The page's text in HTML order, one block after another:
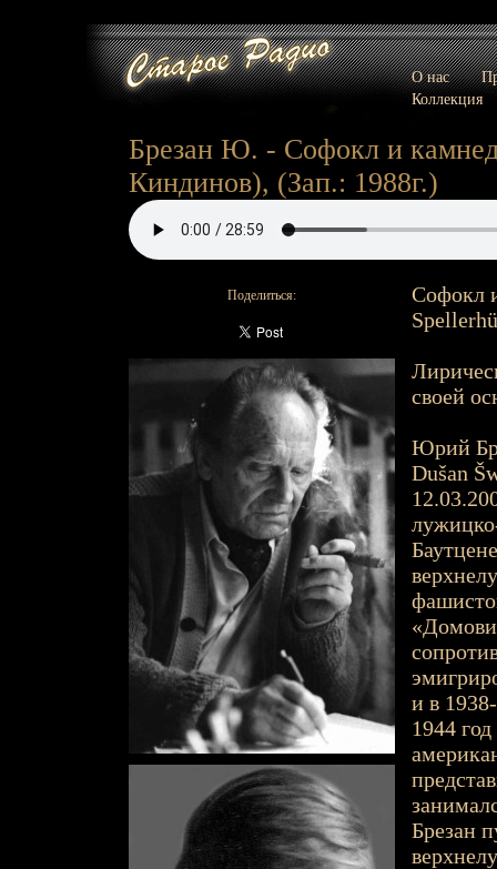
О нас
Коллекция
Брезан Ю. - Софокл и
Киндинов), (Зап.: 1988г.)
Поделиться:
Софокл
своей
Юрий
Dušan
и в
1944
Брезан